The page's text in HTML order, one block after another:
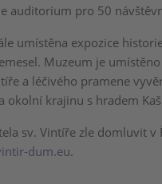
auditorium pro 50
umístěna expozice
Muzeum je
a léčivého pramene
okolní krajinu s hradem
sv. Vintíře zle domluvit v
dum.eu.